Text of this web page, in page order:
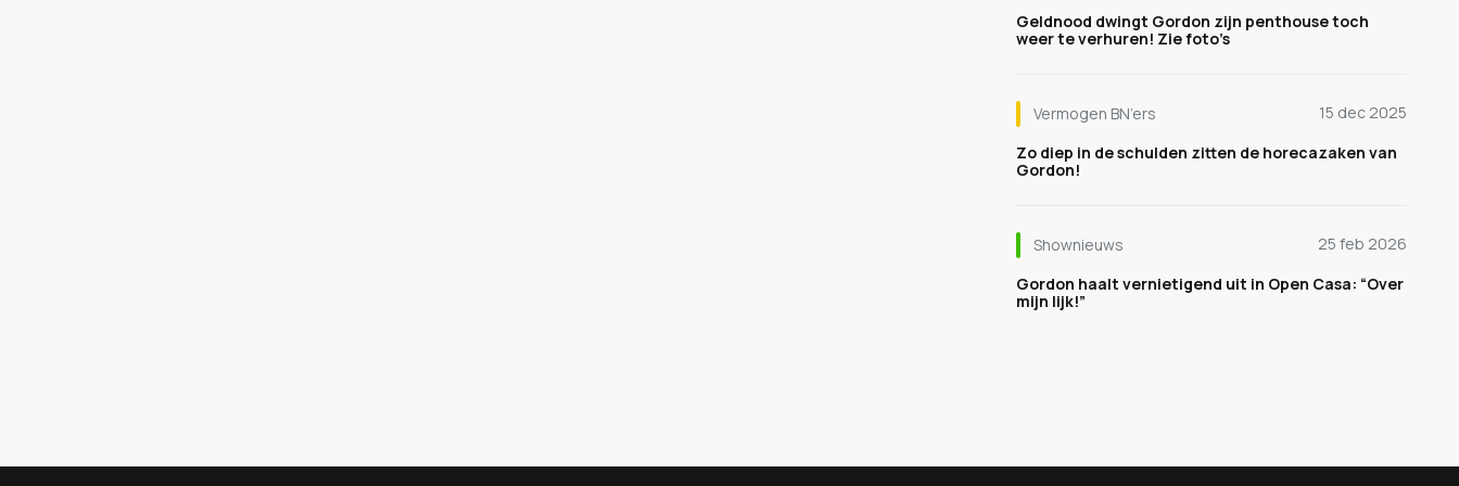
Geldnood dwingt Gordon zijn penthouse toch
weer te verhuren! Zie foto’s
Vermogen BN’ers
15 dec 2025
Zo diep in de schulden zitten de horecazaken van
Gordon!
Shownieuws
25 feb 2026
Gordon haalt vernietigend uit in Open Casa: “Over
mijn lijk!”